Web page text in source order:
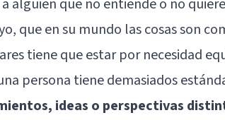
alguien que no entiende o no
que en su mundo las cosas son
tiene que estar por necesidad
persona tiene demasiados
ideas o perspectivas